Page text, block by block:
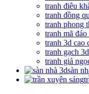
tranh điêu
tranh đồng
tranh phong
tranh mã
tranh 3d cao
tranh gạch
tranh giả
sàn